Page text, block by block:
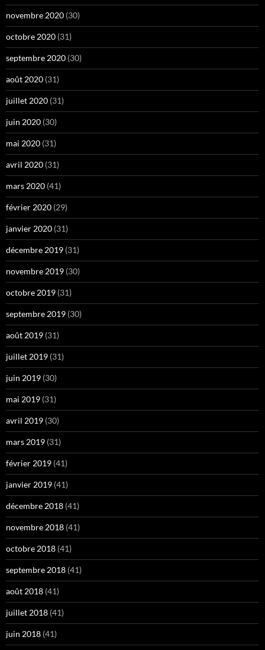
novembre 2020 (30)
octobre 2020 (31)
septembre 2020 (30)
août 2020 (31)
juillet 2020 (31)
juin 2020 (30)
mai 2020 (31)
avril 2020 (31)
mars 2020 (41)
février 2020 (29)
janvier 2020 (31)
décembre 2019 (31)
novembre 2019 (30)
octobre 2019 (31)
septembre 2019 (30)
août 2019 (31)
juillet 2019 (31)
juin 2019 (30)
mai 2019 (31)
avril 2019 (30)
mars 2019 (31)
février 2019 (41)
janvier 2019 (41)
décembre 2018 (41)
novembre 2018 (41)
octobre 2018 (41)
septembre 2018 (41)
août 2018 (41)
juillet 2018 (41)
juin 2018 (41)